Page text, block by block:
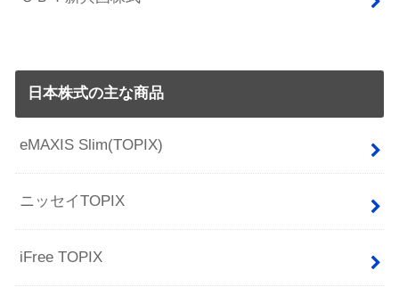
日本株式の主な商品
eMAXIS Slim(TOPIX)
ニッセイTOPIX
iFree TOPIX